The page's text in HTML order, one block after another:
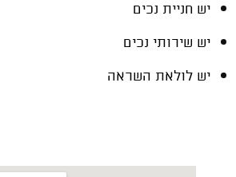
יש חניית נכים
יש שירותי נכים
יש לולאת השראה